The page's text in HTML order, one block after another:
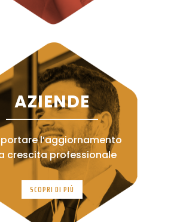
AZIENDE
l’aggiornamento
crescita professionale
SCOPRI DI PIÙ